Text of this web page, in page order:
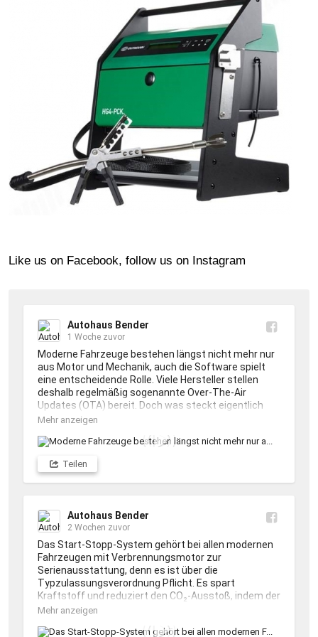
Like us on Facebook, follow us on Instagram
Autohaus Bender
1 Woche zuvor
Moderne Fahrzeuge bestehen längst nicht mehr nur
aus Motor und Mechanik, auch die Software spielt
eine entscheidende Rolle. Viele Hersteller stellen
deshalb regelmäßig sogenannte Over-The-Air
Updates (OTA) bereit. Doch was steckt eigentlich
dahinter?
Kann bei Eurem Auto ein Software-Update
nicht ohne Grund. Zum Beispiel können für
Infotainment und Navigation,
E-Autos und Hybriden), Sicherheitsfunktionen,
Fehlerbehebungen und Leistungsverbesserungen
wichtigen Aktualisierungen vorliegen. In seltenen
Fällen können sich Bedienung, Funktionen oder
Einstellungen ändern. Deshalb empfiehlt es sich, die
Update-Hinweise vor der Installation aufmerksam zu
lesen.
Vernachlässigt die Software Eures Fahrzeugs nicht.
Mehr anzeigen
Teilen
Autohaus Bender
2 Wochen zuvor
Das Start-Stopp-System gehört bei allen modernen
Fahrzeugen mit Verbrennungsmotor zur
Serienausstattung, denn es ist über die
Typzulassungsverordnung Pflicht. Es spart
Kraftstoff und reduziert den CO₂-Ausstoß, indem der
Motor an Ampeln oder im Stau automatisch
kritisch diskutiert. 🔎
Mehr anzeigen